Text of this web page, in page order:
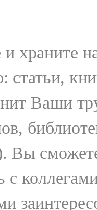
и храните
статьи,
Ваши
Вы
с